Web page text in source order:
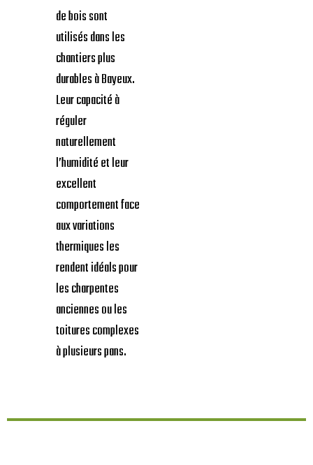
de bois sont
utilisés dans les
chantiers plus
durables à Bayeux.
Leur capacité à
réguler
naturellement
l’humidité et leur
excellent
comportement face
aux variations
thermiques les
rendent idéals pour
les charpentes
anciennes ou les
toitures complexes
à plusieurs pans.